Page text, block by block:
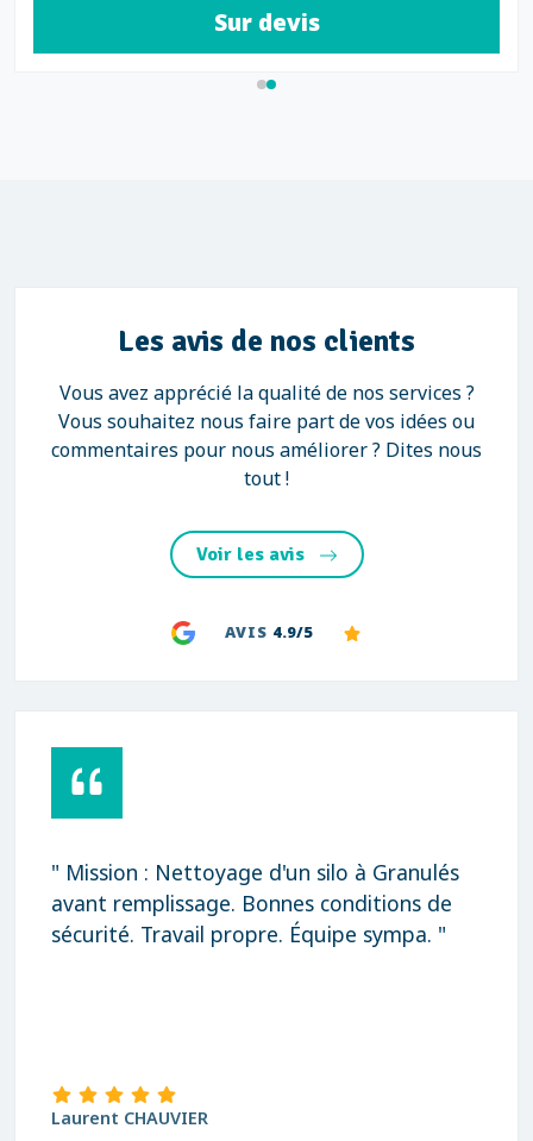
Sur devis
Les avis de nos clients
Vous avez apprécié la qualité de nos services ?
Vous souhaitez nous faire part de vos idées ou
commentaires pour nous améliorer ? Dites nous
tout !
Voir les avis
AVIS 4.9/5
" Mission : Nettoyage d'un silo à Granulés
avant remplissage. Bonnes conditions de
sécurité. Travail propre. Équipe sympa. "
Laurent CHAUVIER